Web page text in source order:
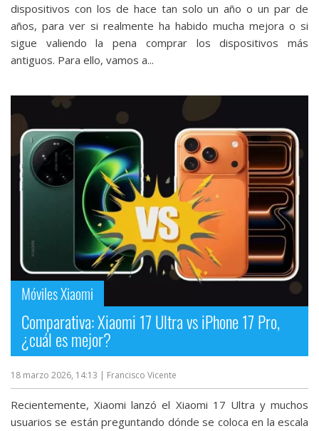
dispositivos con los de hace tan solo un año o un par de
años, para ver si realmente ha habido mucha mejora o si
sigue valiendo la pena comprar los dispositivos más
antiguos. Para ello, vamos a...
Móviles Xiaomi
Comparativa: Xiaomi 17 Ultra vs iPhone 17 Pro,
¿cuál es mejor?
18 marzo 2026, 14:13 | Francisco Vicente
Recientemente, Xiaomi lanzó el Xiaomi 17 Ultra y muchos
usuarios se están preguntando dónde se coloca en la escala